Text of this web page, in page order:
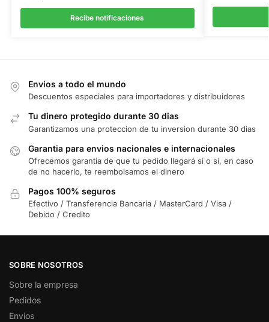
Recibe notificaciones
Envíos a todo el mundo
Descuentos especiales para importadores y distribuidores
Tu dinero protegido durante 30 dias
Garantizamos una proteccion de tu inversion durante 30 dias
Garantia para envios nacionales e internacionales
Ofrecemos garantia de que tu pedido llegará si o si, en caso
de no hacerlo, te reembolsamos el dinero
Pagos 100% seguros
Efectivo / Transferencia Bancaria / MasterCard / Visa /
Debido / Credito
SOBRE NOSOTROS
Sobre la empresa
Pedidos
Envios